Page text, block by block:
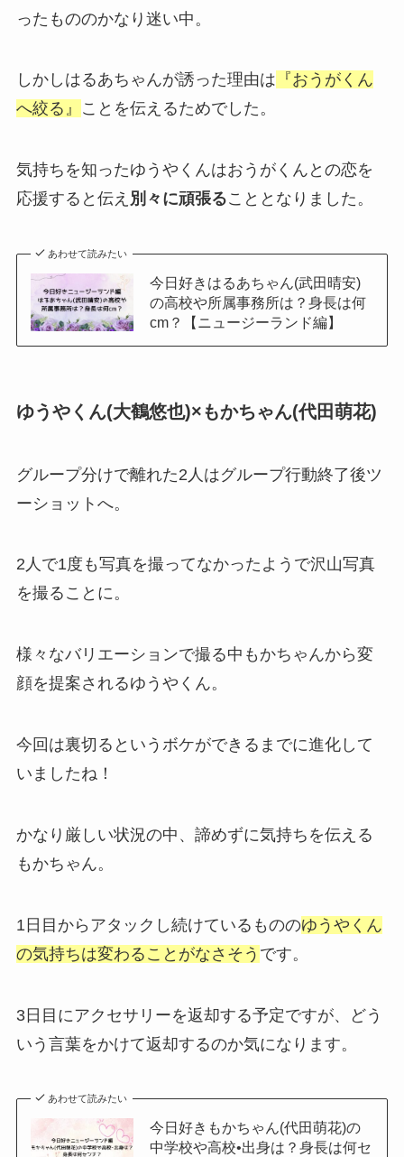
ったもののかなり迷い中。
しかしはるあちゃんが誘った理由は 『おうがくん
へ絞る』
ことを伝えるためでした。
気持ちを知ったゆうやくんはおうがくんとの恋を
応援すると伝え 別々に頑張ることとなりました。
あわせて読みたい
今日好きはるあちゃん(武田晴安)
の高校や所属事務所は？身長は何
cm？【ニュージーランド編】
ゆうやくん(大鶴悠也)×もかちゃん(代田萌花)
グループ分けで離れた2人はグループ行動終了後ツ
ーショットへ。
2人で1度も写真を撮ってなかったようで沢山写真
を撮ることに。
様々なバリエーションで撮る中もかちゃんから変
顔を提案されるゆうやくん。
今回は裏切るというボケができるまでに進化して
いましたね！
かなり厳しい状況の中、諦めずに気持ちを伝える
もかちゃん。
1日目からアタックし続けているもののゆうやくん
の気持ちは変わることがなさそう です。
3日目にアクセサリーを返却する予定ですが、どう
いう言葉をかけて返却するのか気になります。
あわせて読みたい
今日好きもかちゃん(代田萌花)の
中学校や高校•出身は？身長は何セ